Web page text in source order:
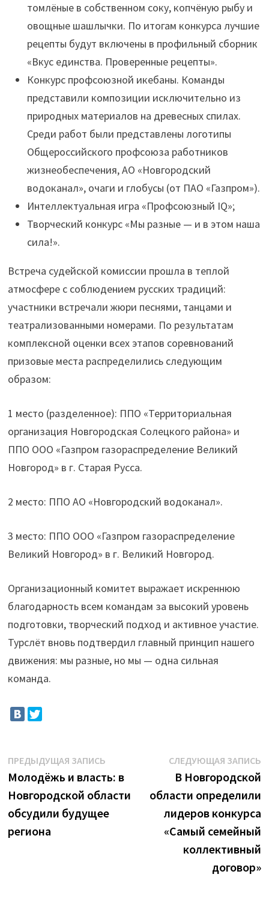
томлёные в собственном соку, копчёную рыбу и
овощные шашлычки. По итогам конкурса лучшие
рецепты будут включены в профильный сборник
«Вкус единства. Проверенные рецепты».
Конкурс профсоюзной икебаны. Команды
представили композиции исключительно из
природных материалов на древесных спилах.
Среди работ были представлены логотипы
Общероссийского профсоюза работников
жизнеобеспечения, АО «Новгородский
водоканал», очаги и глобусы (от ПАО «Газпром»).
Интеллектуальная игра «Профсоюзный IQ»;
Творческий конкурс «Мы разные — и в этом наша
сила!».
Встреча судейской комиссии прошла в теплой
атмосфере с соблюдением русских традиций:
участники встречали жюри песнями, танцами и
театрализованными номерами. По результатам
комплексной оценки всех этапов соревнований
призовые места распределились следующим
образом:
1 место (разделенное): ППО «Территориальная
организация Новгородская Солецкого района» и
ППО ООО «Газпром газораспределение Великий
Новгород» в г. Старая Русса.
2 место: ППО АО «Новгородский водоканал».
3 место: ППО ООО «Газпром газораспределение
Великий Новгород» в г. Великий Новгород.
Организационный комитет выражает искреннюю
благодарность всем командам за высокий уровень
подготовки, творческий подход и активное участие.
Турслёт вновь подтвердил главный принцип нашего
движения: мы разные, но мы — одна сильная
команда.
Навигация
по
записям
ПРЕДЫДУЩАЯ ЗАПИСЬ
запись:
Молодёжь и власть: в
Новгородской области
обсудили будущее
региона
СЛЕДУЮЩАЯ ЗАПИСЬ
В Новгородской
области определили
лидеров конкурса
«Самый семейный
коллективный
договор»